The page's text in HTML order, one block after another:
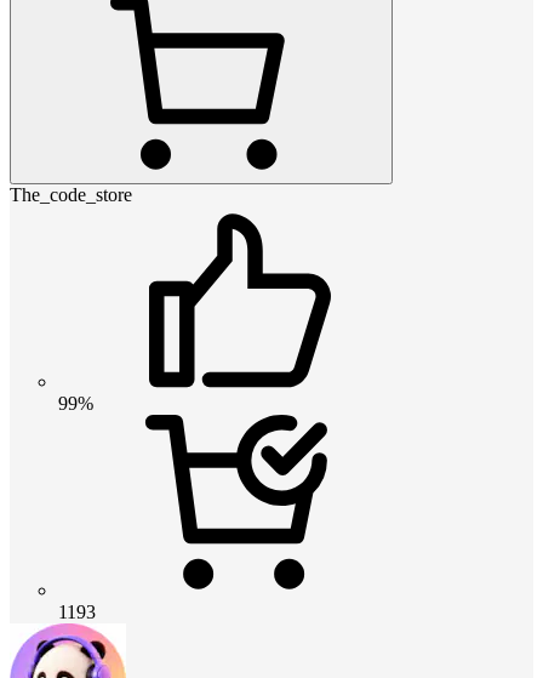
The_code_store
99%
1193